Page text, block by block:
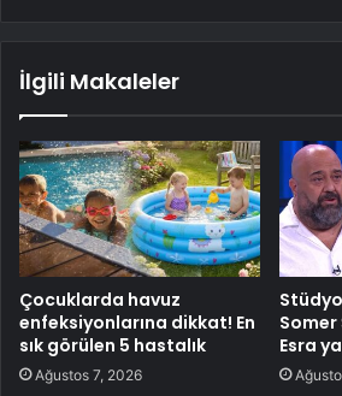
İlgili Makaleler
Çocuklarda havuz
enfeksiyonlarına dikkat! En
sık görülen 5 hastalık
Ağustos 7, 2026
Esra